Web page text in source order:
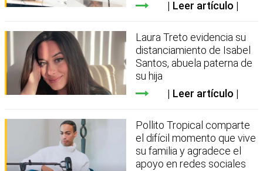
Leer artículo
Laura Treto evidencia su
distanciamiento de Isabel
Santos, abuela paterna de
su hija
Leer artículo
Pollito Tropical comparte
el difícil momento que vive
su familia y agradece el
apoyo en redes sociales